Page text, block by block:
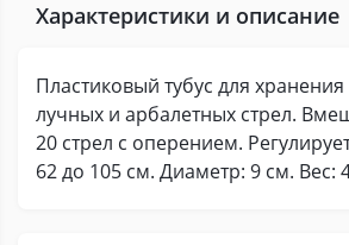
Характеристики и описание
Пластиковый тубус для
лучных и арбалетных стрел.
20 стрел с оперением.
62 до 105 см. Диаметр: 9 см. Вес: